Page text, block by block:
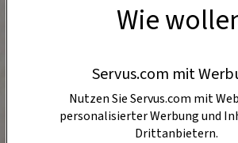
Wie
Servus.com mit
Nutzen Sie Servus.com mit
personalisierter Werbung und
Drittanbietern.